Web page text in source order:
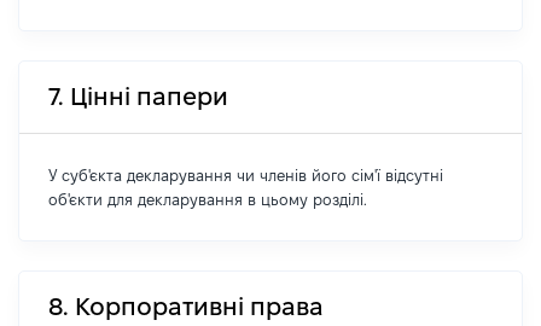
7. Цінні папери
У суб'єкта декларування чи членів його сім'ї відсутні
об'єкти для декларування в цьому розділі.
8. Корпоративні права